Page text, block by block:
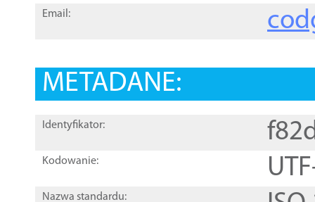
Email:
METADANE:
Identyfikator:
Kodowanie:
Nazwa standardu: